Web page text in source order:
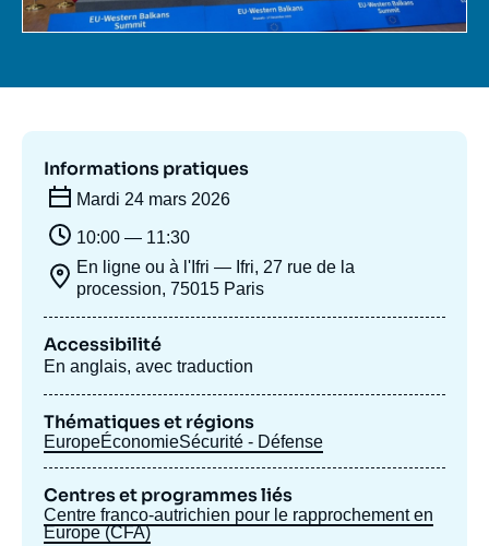
Informations pratiques
Mardi 24 mars 2026
10:00 — 11:30
En ligne ou à l'Ifri — Ifri, 27 rue de la
procession, 75015 Paris
Accessibilité
En anglais, avec traduction
Thématiques et régions
EuropeÉconomieSécurité - Défense
Centres et programmes liés
Centre franco-autrichien pour le rapprochement en
Europe (CFA)